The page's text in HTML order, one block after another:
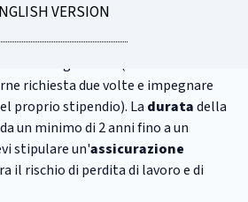
VERSION
dal tuo stipendio o dalla tua
un quinto - cioè il 20 per cento
ricevi ogni mese (ma i lavoratori
richiesta due volte e impegnare
proprio stipendio). La duratadella
un minimo di 2 anni fino a un
stipulare un'assicurazione
il rischio di perdita di lavoro e di